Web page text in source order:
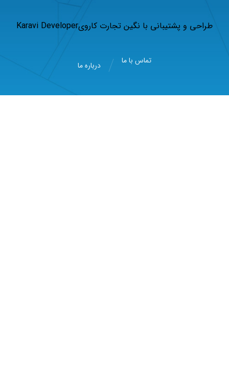
طراحی و پشتیبانی با نگین تجارت کارویKaravi Developer
تماس با ما درباره ما